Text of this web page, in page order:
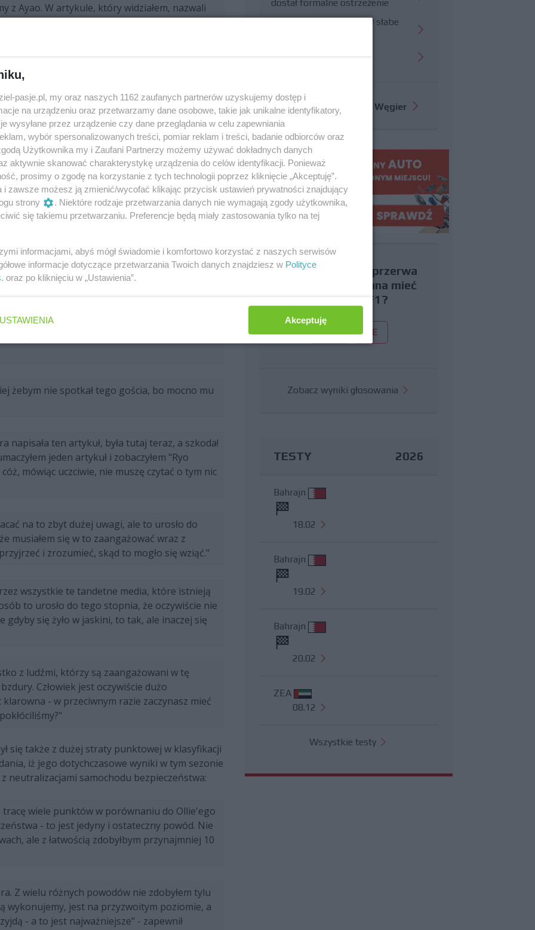
z Ayao. W artykule, który widziałem, nazwali
Pisali nawet, że mieliśmy rzekomo potężną
do plotek na jego temat.
zmyślone i to kompletne bzdury. Jak
z tego powodu, że znam Ayao od bardzo
od zawsze i nie dzieje się nic z tych rzeczy, o
mam do zrobienia - na pracy, którą muszę
ekipy na cały rok. Mam kontrakt z
ale szczerze, to szaleństwo, jak sprawy
dużej uwagi, ale kiedy robi się z tego coś
to już nękanie."
faktycznie odbył rozmowę z Ayao Komatsu,
zdań, mającą na celu poprawę osiągów w
Oczywiście po Miami mieliśmy trudny
ale dyskutowaliśmy o wielu różnych
co działo się z samochodem podczas
żebym nie spotkał tego gościa, bo mocno mu
napisała ten artykuł, była tutaj teraz, a szkoda!
jeden artykuł i zobaczyłem "Ryo
mówiąc uczciwie, nie muszę czytać o tym nic
na to zbyt dużej uwagi, ale to urosło do
musiałem się w to zaangażować wraz z
i zrozumieć, skąd to mogło się wziąć."
wszystkie te tandetne media, które istnieją
to urosło do tego stopnia, że oczywiście nie
się żyło w jaskini, to tak, ale inaczej się
z ludźmi, którzy są zaangażowani w tę
Człowiek jest oczywiście dużo
- w przeciwnym razie zaczynasz mieć
się także z dużej straty punktowej w klasyfikacji
iż jego dotychczasowe wyniki w tym sezonie
neutralizacjami samochodu bezpieczeństwa:
wiele punktów w porównaniu do Ollie'ego
- to jest jedyny i ostateczny powód. Nie
ale z łatwością zdobyłbym przynajmniej 10
Z wielu różnych powodów nie zdobyłem tylu
wykonujemy, jest na przyzwoitym poziomie, a
- a to jest najważniejsze" - zapewnił
dostał formalne ostrzeżenie
Hungaroring potwierdził słabe
Więcej informacji o GP Węgier
Czy uważasz, że przerwa
wakacyjna powinna mieć
miejsce w F1?
TAK NIE
Zobacz wyniki głosowania
TESTY 2026
Bahrajn
18.02
Bahrajn
19.02
Bahrajn
20.02
ZEA
08.12
Wszystkie testy
pasje.pl, my oraz naszych 1162 zaufanych partnerów uzyskujemy dostęp i
na urządzeniu oraz przetwarzamy dane osobowe, takie jak unikalne identyfikatory,
wysyłane przez urządzenie czy dane przeglądania w celu zapewniania
wybór spersonalizowanych treści, pomiar reklam i treści, badanie odbiorców oraz
Użytkownika my i Zaufani Partnerzy możemy używać dokładnych danych
aktywnie skanować charakterystykę urządzenia do celów identyfikacji. Ponieważ
prosimy o zgodę na korzystanie z tych technologii poprzez kliknięcie „Akceptuję”.
i zawsze możesz ją zmienić/wycofać klikając przycisk ustawień prywatności znajdujący
strony
. Niektóre rodzaje przetwarzania danych nie wymagają zgody użytkownika,
się takiemu przetwarzaniu. Preferencje będą miały zastosowania tylko na tej
informacjami, abyś mógł świadomie i komfortowo korzystać z naszych serwisów
informacje dotyczące przetwarzania Twoich danych znajdziesz w Polityce
. oraz po kliknięciu w „Ustawienia”.
USTAWIENIA Akceptuję